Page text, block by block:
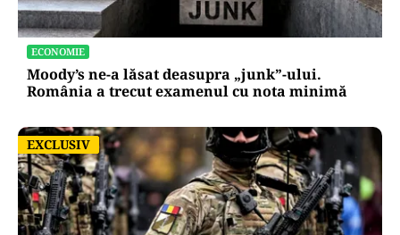
ECONOMIE
Moody’s ne-a lăsat deasupra „junk”-ului.
România a trecut examenul cu nota minimă
EXCLUSIV
EXCLUSIV